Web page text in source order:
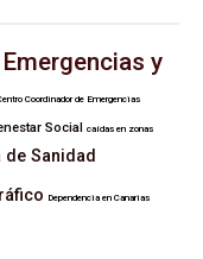
y
Coordinador de Emergencias
Social caídas en zonas
Sanidad
Dependencia en Canarias